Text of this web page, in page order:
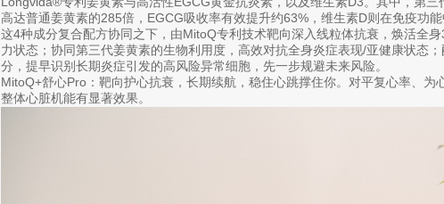
高达普通姜黄素的285倍，EGCG吸收率有效提升约63%，维生素D则在免疫功
这4种成分复合配方协同之下，由MitoQ专利技术靶向深入线粒体抗衰，焕活全
力状态；协同第三代姜黄素的生物利用度，高效对抗全身炎症表现/亚健康状态
分，提早识别长期炎症引发的高风险异常细胞，先一步规避未来风险。
MitoQ+舒心Pro：靶向护心抗衰，长期续航，稳住心跳撑住你。对平复心率、为
整体心脏机能有显著效果。